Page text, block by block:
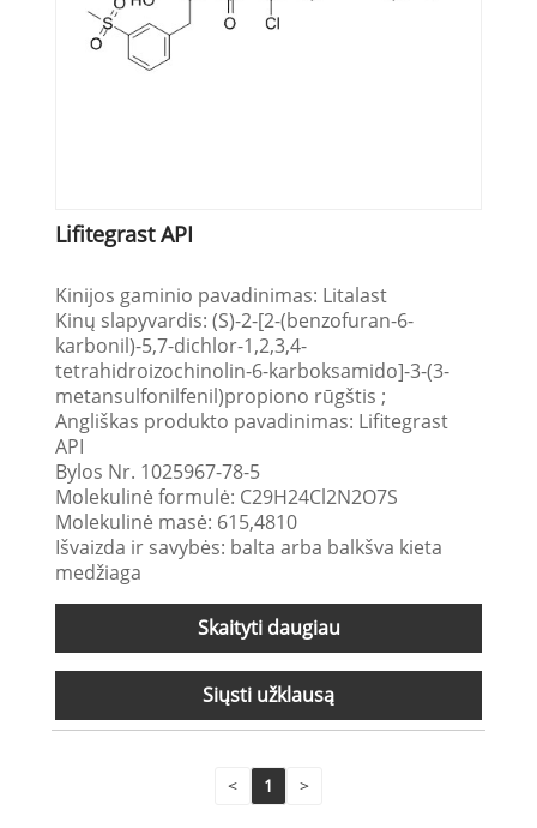
Lifitegrast API
Kinijos gaminio pavadinimas: Litalast
Kinų slapyvardis: (S)-2-[2-(benzofuran-6-
karbonil)-5,7-dichlor-1,2,3,4-
tetrahidroizochinolin-6-karboksamido]-3-(3-
metansulfonilfenil)propiono rūgštis ;
Angliškas produkto pavadinimas: Lifitegrast
API
Bylos Nr. 1025967-78-5
Molekulinė formulė: C29H24Cl2N2O7S
Molekulinė masė: 615,4810
Išvaizda ir savybės: balta arba balkšva kieta
medžiaga
Skaityti daugiau
Siųsti užklausą
< 1 >